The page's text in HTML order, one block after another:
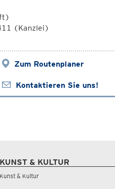
(Kanzlei)
Zum Routenplaner
Kontaktieren Sie uns!
KUNST & KULTUR
Kunst & Kultur